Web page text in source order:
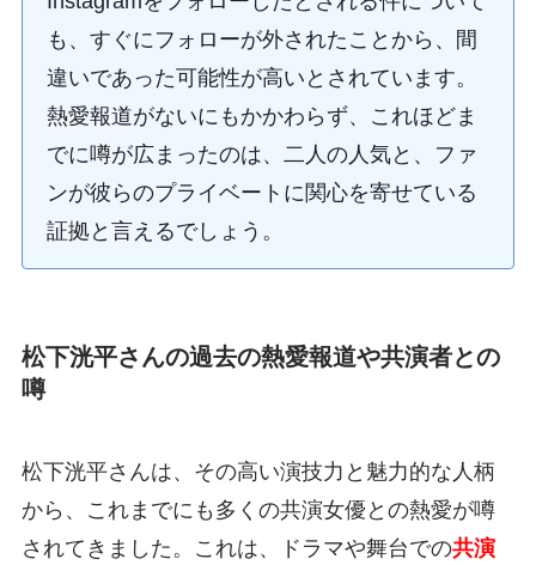
も、すぐにフォローが外されたことから、間
違いであった可能性が高いとされています。
熱愛報道がないにもかかわらず、これほどま
でに噂が広まったのは、二人の人気と、ファ
ンが彼らのプライベートに関心を寄せている
証拠と言えるでしょう。
松下洸平さんの過去の熱愛報道や共演者との
噂
松下洸平さんは、その高い演技力と魅力的な人柄
から、これまでにも多くの共演女優との熱愛が噂
されてきました。これは、ドラマや舞台での共演